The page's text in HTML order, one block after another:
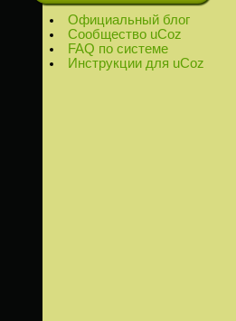
Официальный блог
Сообщество uCoz
FAQ по системе
Инструкции для uCoz